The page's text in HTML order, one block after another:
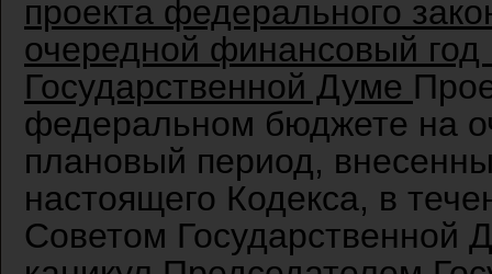
проекта федерального
очередной финансовый
Государственной Думе
федеральном бюджете на
плановый период,
настоящего Кодекса, в
Советом Государственной